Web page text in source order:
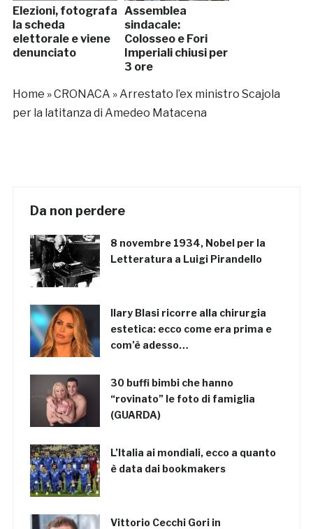
Elezioni, fotografa
la scheda
elettorale e viene
denunciato
Assemblea
sindacale:
Colosseo e Fori
Imperiali chiusi per
3 ore
Home »CRONACA »Arrestato l’ex ministro Scajola
per la latitanza di Amedeo Matacena
Da non perdere
8 novembre 1934, Nobel per la
Letteratura a Luigi Pirandello
Ilary Blasi ricorre alla chirurgia
estetica: ecco come era prima e
com’è adesso…
30 buffi bimbi che hanno
“rovinato” le foto di famiglia
(GUARDA)
L’Italia ai mondiali, ecco a quanto
è data dai bookmakers
Vittorio Cecchi Gori in